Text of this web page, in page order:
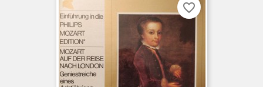
favorite_border